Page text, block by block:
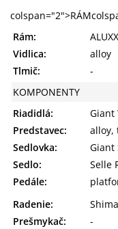
Rám:
Vidlica:
Tlmič:
alloy
-
KOMPONENTY
Riadidlá:
Predstavec:
Sedlovka:
Sedlo:
Pedále:
Giant
alloy,
Giant
Selle
Radenie:
Prešmykač:
-